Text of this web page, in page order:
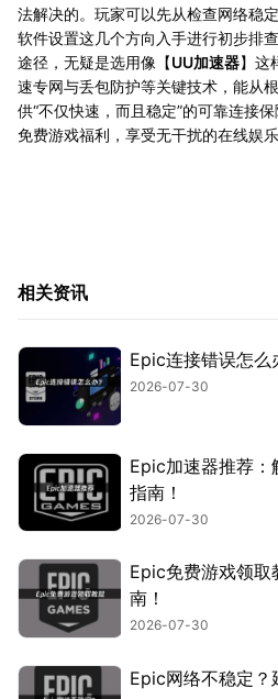
法解决的。玩家可以先从检查网络稳
软件设置这几个方向入手进行初步排
途径，无疑是选用像【UU加速器】这
速专网与丢包防护等关键技术，能从
供“不仅快速，而且稳定”的可靠连接
免费游戏福利，享受无干扰的在线娱乐
相关资讯
Epic连接错误怎么
2026-07-30
Epic加速器推荐：
指南！
2026-07-30
Epic免费游戏领取
南！
2026-07-30
Epic网络不稳定？